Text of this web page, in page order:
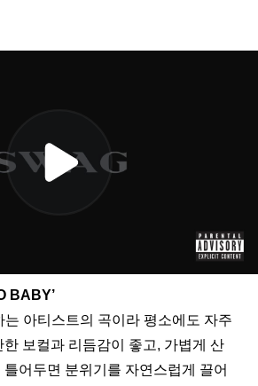
BABY’
는 아티스트의 곡이라 평소에도 자주
보컬과 리듬감이 좋고, 가볍게 산
어두면 분위기를 자연스럽게 끌어